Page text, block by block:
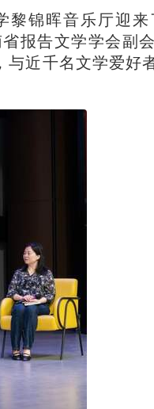
黎锦晖音乐厅迎
报告文学学会副
近千名文学爱好